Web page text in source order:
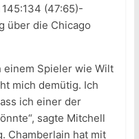
(47:65)-
über die Chicago
einem Spieler wie Wilt
mich demütig. Ich
ich einer der
sagte Mitchell
Chamberlain hat mit